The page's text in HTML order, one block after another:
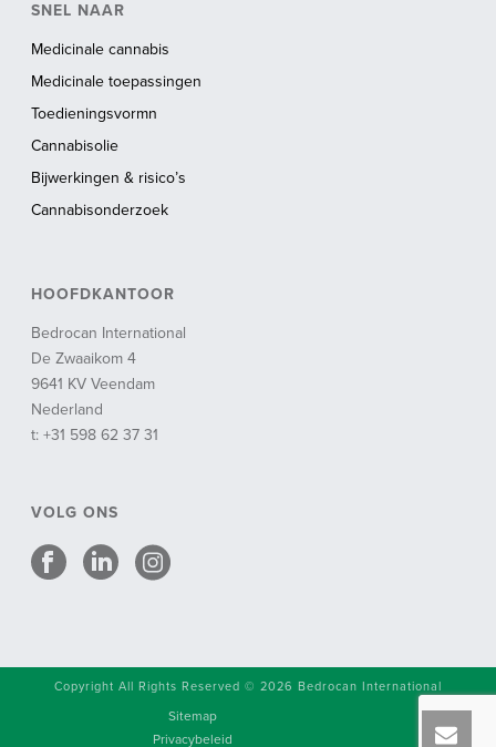
SNEL NAAR
Medicinale cannabis
Medicinale toepassingen
Toedieningsvormn
Cannabisolie
Bijwerkingen & risico’s
Cannabisonderzoek
HOOFDKANTOOR
Bedrocan International
De Zwaaikom 4
9641 KV Veendam
Nederland
t: +31 598 62 37 31
VOLG ONS
Copyright All Rights Reserved © 2026 Bedrocan International
Sitemap
Privacybeleid